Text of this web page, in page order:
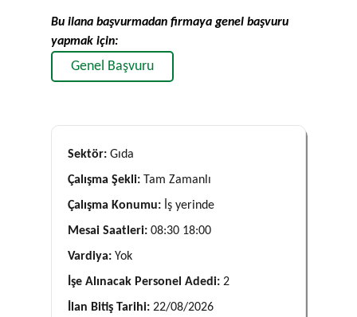
Bu ilana başvurmadan firmaya genel başvuru
yapmak için:
Genel Başvuru
Sektör: Gıda
Çalışma Şekli: Tam Zamanlı
Çalışma Konumu: İş yerinde
Mesai Saatleri: 08:30 18:00
Vardiya: Yok
İşe Alınacak Personel Adedi: 2
İlan Bitiş Tarihi: 22/08/2026